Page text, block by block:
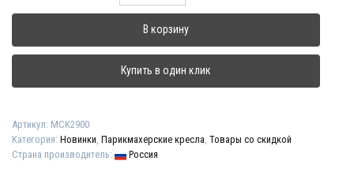
кресло
"Жасмин"
В корзину
Купить в один клик
Артикул: МСК2900
Категория: Новинки Парикмахерские кресла Товары со скидкой
Страна производитель:
Россия